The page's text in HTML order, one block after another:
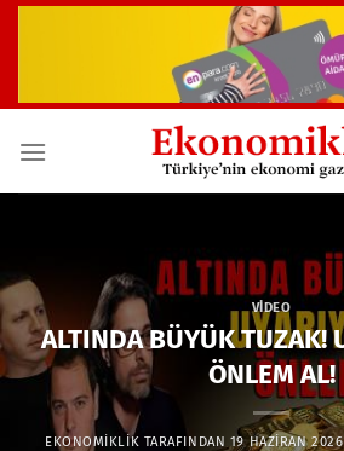
VIDEO
ALTINDA BÜYÜK TUZAK!
ÖNLEM AL!
EKONOMIKLIK TARAFINDAN 19 HAZIRAN 2026